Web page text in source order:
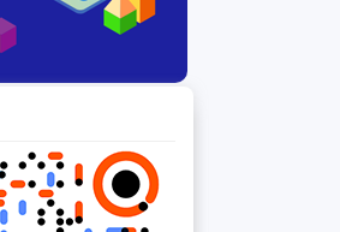
为中心，帮助提升